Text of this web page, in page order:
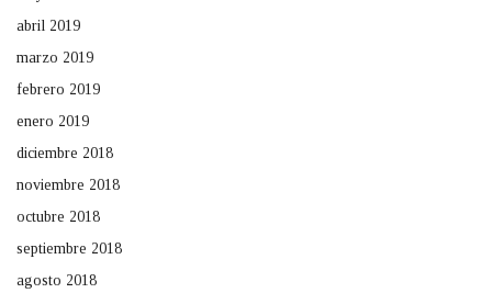
abril 2019
marzo 2019
febrero 2019
enero 2019
diciembre 2018
noviembre 2018
octubre 2018
septiembre 2018
agosto 2018